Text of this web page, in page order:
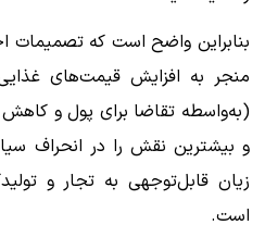
بنابراین واضح است که تصمیمات
منجر به افزایش قیمت‌های
(به‌واسطه تقاضا برای پول و
و بیشترین نقش را در انحراف
زیان قابل‌توجهی به تجار و
است.